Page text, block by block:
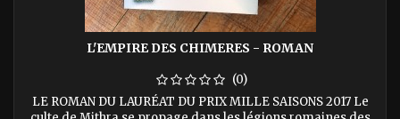
L'EMPIRE DES CHIMERES - ROMAN
(0)
LE ROMAN DU LAURÉAT DU PRIX MILLE SAISONS 2017 Le